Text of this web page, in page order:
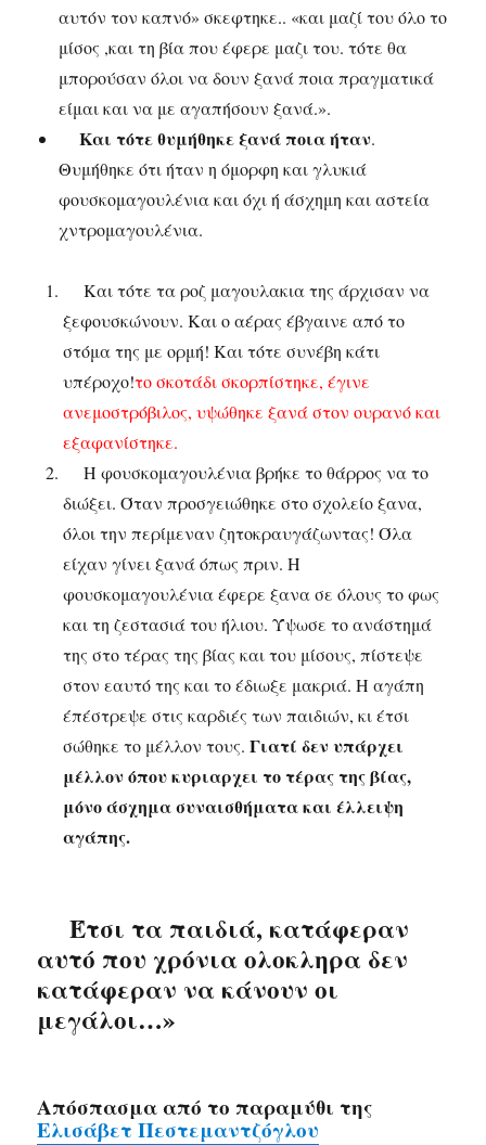
αυτόν τον καπνό» σκεφτηκε.. «και μαζί του όλο το
μίσος ,και τη βία που έφερε μαζι του. τότε θα
μπορούσαν όλοι να δουν ξανά ποια πραγματικά
είμαι και να με αγαπήσουν ξανά.».
Και τότε θυμήθηκε ξανά ποια ήταν.
Θυμήθηκε ότι ήταν η όμορφη και γλυκιά
φουσκομαγουλένια και όχι ή άσχημη και αστεία
χντρομαγουλένια.
Και τότε τα ροζ μαγουλακια της άρχισαν να
ξεφουσκώνουν. Και ο αέρας έβγαινε από το
στόμα της με ορμή! Και τότε συνέβη κάτι
υπέροχο!το σκοτάδι σκορπίστηκε, έγινε
ανεμοστρόβιλος, υψώθηκε ξανά στον ουρανό και
εξαφανίστηκε.
Η φουσκομαγουλένια βρήκε το θάρρος να το
διώξει. Όταν προσγειώθηκε στο σχολείο ξανα,
όλοι την περίμεναν ζητοκραυγάζωντας! Όλα
είχαν γίνει ξανά όπως πριν. Η
φουσκομαγουλένια έφερε ξανα σε όλους το φως
και τη ζεστασιά του ήλιου. Ύψωσε το ανάστημά
της στο τέρας της βίας και του μίσους, πίστεψε
στον εαυτό της και το έδιωξε μακριά. Η αγάπη
έπέστρεψε στις καρδιές των παιδιών, κι έτσι
σώθηκε το μέλλον τους. Γιατί δεν υπάρχει
μέλλον όπου κυριαρχει το τέρας της βίας,
μόνο άσχημα συναισθήματα και έλλειψη
αγάπης.
Έτσι τα παιδιά, κατάφεραν
αυτό που χρόνια ολοκληρα δεν
κατάφεραν να κάνουν οι
μεγάλοι…»
Απόσπασμα από το παραμύθι της
Ελισάβετ Πεστεμαντζόγλου